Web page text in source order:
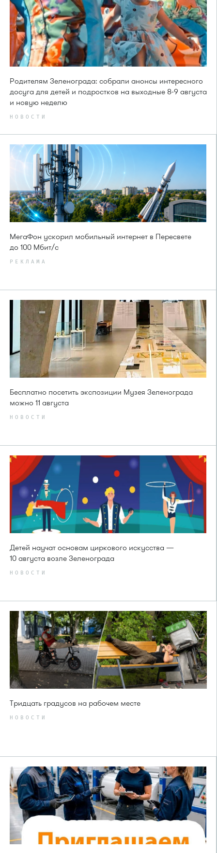
Родителям Зеленограда: собрали анонсы интересного
досуга для детей и подростков на выходные 8-9 августа
и новую неделю
НОВОСТИ
МегаФон ускорил мобильный интернет в Пересвете
до 100 Мбит/с
РЕКЛАМА
Бесплатно посетить экспозиции Музея Зеленограда
можно 11 августа
НОВОСТИ
Детей научат основам циркового искусства —
10 августа возле Зеленограда
НОВОСТИ
Тридцать градусов на рабочем месте
НОВОСТИ